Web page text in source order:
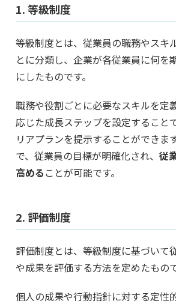
1. 等級制度
等級制度とは、従業員の職務やスキ
とに分類し、企業が各従業員に何を
にしたものです。
職務や役割ごとに必要なスキルを定
応じた成長ステップを設定すること
リアプランを提示することができま
で、従業員の目標が明確化され、 従
高める ことが可能です。
2. 評価制度
評価制度とは、等級制度に基づいて
や成果を評価する方法を定めたもので
個人の成果や行動指針に対する定性